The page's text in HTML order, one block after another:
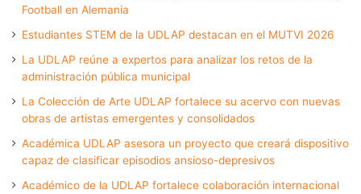
Football en Alemania
Estudiantes STEM de la UDLAP destacan en el MUTVI 2026
La UDLAP reúne a expertos para analizar los retos de la
administración pública municipal
La Colección de Arte UDLAP fortalece su acervo con nuevas
obras de artistas emergentes y consolidados
Académica UDLAP asesora un proyecto que creará dispositivo
capaz de clasificar episodios ansioso-depresivos
Académico de la UDLAP fortalece colaboración internacional